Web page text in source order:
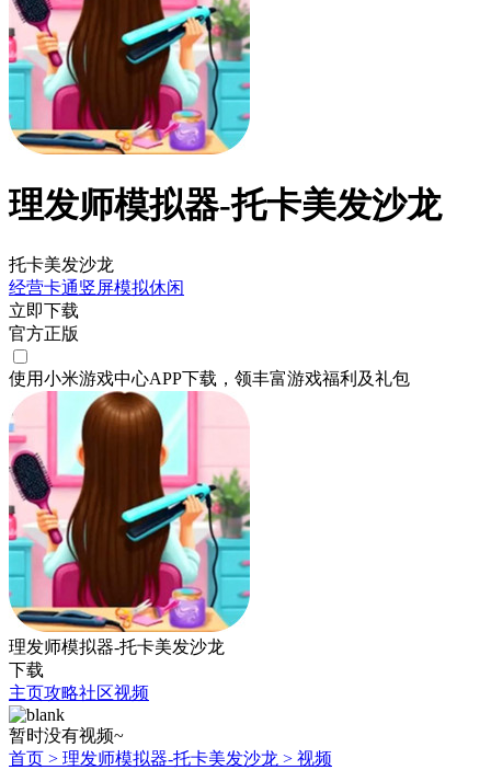
理发师模拟器-托卡美发沙龙
托卡美发沙龙
经营卡通竖屏模拟休闲
立即下载
官方正版
使用小米游戏中心APP下载 ，领丰富游戏福利 及礼包
理发师模拟器-托卡美发沙龙
下载
主页攻略社区视频
暂时没有视频~
首页 > 理发师模拟器-托卡美发沙龙 > 视频